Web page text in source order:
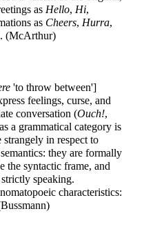
as Hello, Hi,
as Cheers, Hurra,
(McArthur)
'to throw between']
feelings, curse, and
conversation (Ouch!,
a grammatical category is
strangely in respect to
they are formally
the syntactic frame, and
speaking.
characteristics: